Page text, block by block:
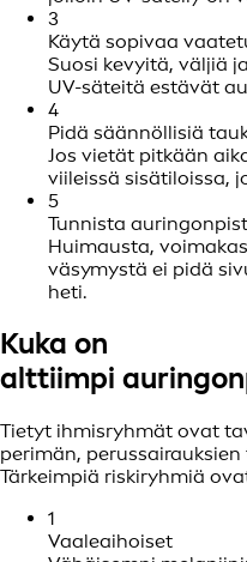
3
Käytä sopivaa
Suosi kevyitä, väljiä
UV-säteitä estävät
4
Pidä säännöllisiä
Jos vietät pitkään
viileissä sisätiloissa,
5
Tunnista
Huimausta,
väsymystä ei pidä
heti.
Kuka on
alttiimpi
Tietyt ihmisryhmät ovat
perimän,
Tärkeimpiä riskiryhmiä
1
Vaaleaihoiset